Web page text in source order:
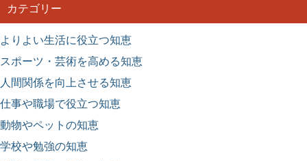
カテゴリー
よりよい生活に役立つ知恵
スポーツ・芸術を高める知恵
人間関係を向上させる知恵
仕事や職場で役立つ知恵
動物やペットの知恵
学校や勉強の知恵